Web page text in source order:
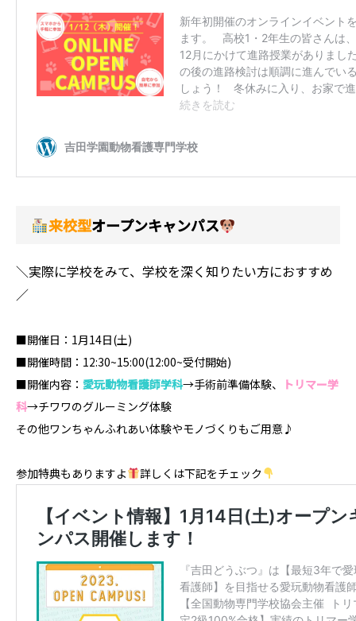
来校型オープンキャンパス
＼実際に学校をみて、学校を深く知りたい方におすすめ
／
■開催日：1月14日(土)
■開催時間：12:30~15:00(12:00~受付開始)
■開催内容： 愛玩動物看護師学科→手術前準備体験、
トリマー学
科→チワワのグルーミング体験
その他ワンちゃんふれあい体験やモノづくりもご用意♪
参加特典もありますよ 詳しくは下記をチェック